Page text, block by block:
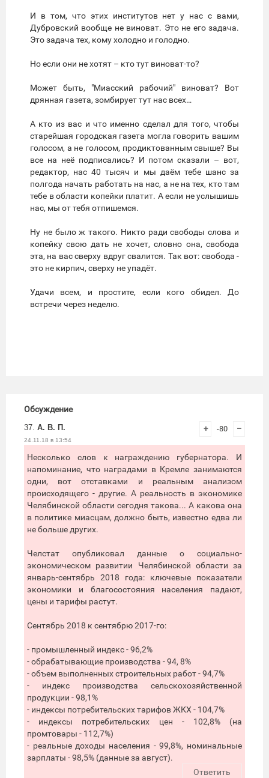
И в том, что этих институтов нет у нас с вами,
Дубровский вообще не виноват. Это не его задача.
Это задача тех, кому холодно и голодно.
Но если они не хотят – кто тут виноват-то?
Может быть, "Миасский рабочий" виноват? Вот
дрянная газета, зомбирует тут нас всех…
А кто из вас и что именно сделал для того, чтобы
старейшая городская газета могла говорить вашим
голосом, а не голосом, продиктованным свыше? Вы
все на неё подписались? И потом сказали – вот,
редактор, нас 40 тысяч и мы даём тебе шанс за
полгода начать работать на нас, а не на тех, кто там
тебе в области копейки платит. А если не услышишь
нас, мы от тебя отпишемся.
Ну не было ж такого. Никто ради свободы слова и
копейку свою дать не хочет, словно она, свобода
эта, на вас сверху вдруг свалится. Так вот: свобода -
это не кирпич, сверху не упадёт.
Удачи всем, и простите, если кого обидел. До
встречи через неделю.
Обсуждение
37. А. В. П.
24.11.18 в 13:54
+ -80 –
Несколько слов к награждению губернатора. И
напоминание, что наградами в Кремле занимаются
одни, вот отставками и реальным анализом
происходящего - другие. А реальность в экономике
Челябинской области сегодня такова... А какова она
в политике миасцам, должно быть, известно едва ли
не больше других.
Челстат опубликовал данные о социально-
экономическом развитии Челябинской области за
январь-сентябрь 2018 года: ключевые показатели
экономики и благосостояния населения падают,
цены и тарифы растут.
Сентябрь 2018 к сентябрю 2017-го:
- промышленный индекс - 96,2%
- обрабатывающие производства - 94, 8%
- объем выполненных строительных работ - 94,7%
- индекс производства сельскохозяйственной
продукции - 98,1%
- индексы потребительских тарифов ЖКХ - 104,7%
- индексы потребительских цен - 102,8% (на
промтовары - 112,7%)
- реальные доходы населения - 99,8%, номинальные
зарплаты - 98,5% (данные за август).
Ответить